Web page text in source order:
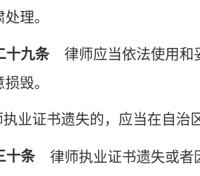
理。
十九条 律师应当依法使用和
毁。
执业证书遗失的，应当在自治
十条
律师执业证书遗失或